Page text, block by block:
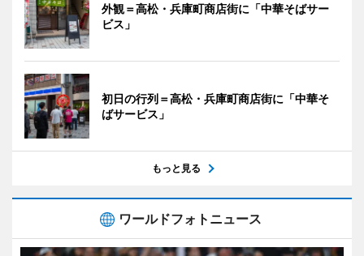
外観＝高松・兵庫町商店街に「中華そばサー
ビス」
初日の行列＝高松・兵庫町商店街に「中華そ
ばサービス」
もっと見る
ワールドフォトニュース